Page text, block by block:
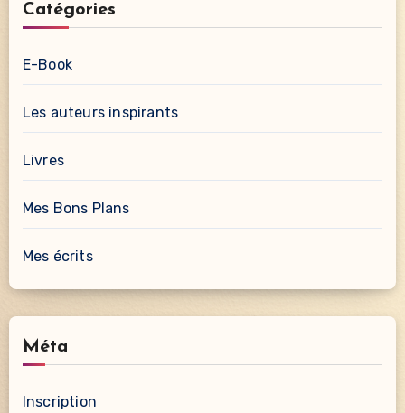
Catégories
E-Book
Les auteurs inspirants
Livres
Mes Bons Plans
Mes écrits
Méta
Inscription